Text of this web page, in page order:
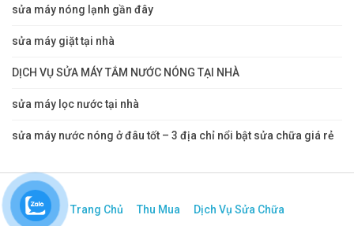
sửa máy nóng lạnh gần đây
sửa máy giặt tại nhà
DỊCH VỤ SỬA MÁY TẮM NƯỚC NÓNG TẠI NHÀ
sửa máy lọc nước tại nhà
sửa máy nước nóng ở đâu tốt – 3 địa chỉ nổi bật sửa chữa giá rẻ
Trang Chủ Thu Mua
Dịch Vụ Sửa Chữa